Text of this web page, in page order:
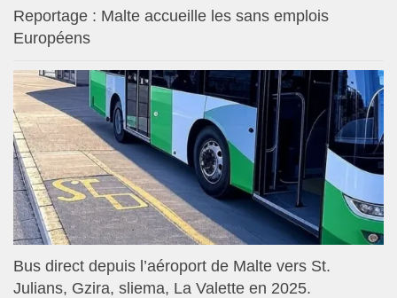
Reportage : Malte accueille les sans emplois
Européens
Bus direct depuis l’aéroport de Malte vers St.
Julians, Gzira, sliema, La Valette en 2025.